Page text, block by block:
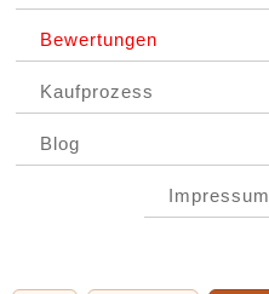
Bewertungen
Kaufprozess
Blog
Impressum